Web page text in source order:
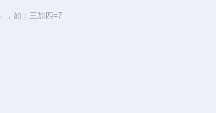
，如：三加四=7